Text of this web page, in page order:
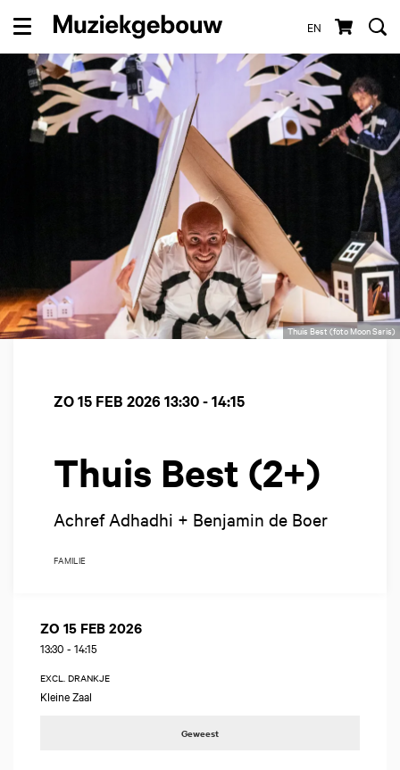
EN
Menu
Thuis Best (foto Moon Saris)
Thuis Best (2+)
Achref Adhadhi + Benjamin de Boer
ZO 15 FEB 2026 13:30 - 14:15
FAMILIE
ZO 15 FEB 2026
13:30 - 14:15
EXCL. DRANKJE
Kleine Zaal
Geweest